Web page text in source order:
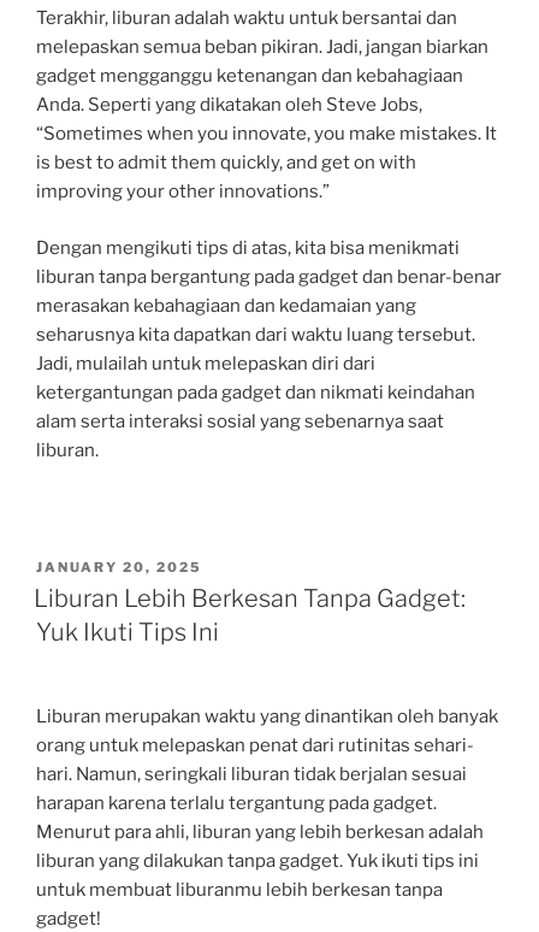
Terakhir, liburan adalah waktu untuk bersantai dan
melepaskan semua beban pikiran. Jadi, jangan biarkan
gadget mengganggu ketenangan dan kebahagiaan
Anda. Seperti yang dikatakan oleh Steve Jobs,
“Sometimes when you innovate, you make mistakes. It
is best to admit them quickly, and get on with
improving your other innovations.”
Dengan mengikuti tips di atas, kita bisa menikmati
liburan tanpa bergantung pada gadget dan benar-benar
merasakan kebahagiaan dan kedamaian yang
seharusnya kita dapatkan dari waktu luang tersebut.
Jadi, mulailah untuk melepaskan diri dari
ketergantungan pada gadget dan nikmati keindahan
alam serta interaksi sosial yang sebenarnya saat
liburan.
POSTED
ON
JANUARY 20, 2025
Liburan Lebih Berkesan Tanpa Gadget:
Yuk Ikuti Tips Ini
Liburan merupakan waktu yang dinantikan oleh banyak
orang untuk melepaskan penat dari rutinitas sehari-
hari. Namun, seringkali liburan tidak berjalan sesuai
harapan karena terlalu tergantung pada gadget.
Menurut para ahli, liburan yang lebih berkesan adalah
liburan yang dilakukan tanpa gadget. Yuk ikuti tips ini
untuk membuat liburanmu lebih berkesan tanpa
gadget!